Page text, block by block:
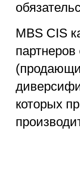
MBS CIS
которых